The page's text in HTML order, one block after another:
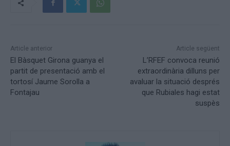
Article anterior
El Bàsquet Girona guanya el
partit de presentació amb el
tortosí Jaume Sorolla a
Fontajau
Article següent
L’RFEF convoca reunió
extraordinària dilluns per
avaluar la situació després
que Rubiales hagi estat
suspès